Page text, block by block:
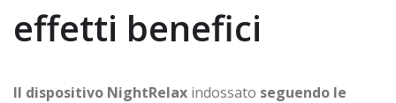
effetti benefici
Il dispositivo NightRelax indossato seguendo le